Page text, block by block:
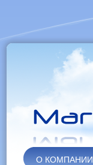
О КОМПАНИИ